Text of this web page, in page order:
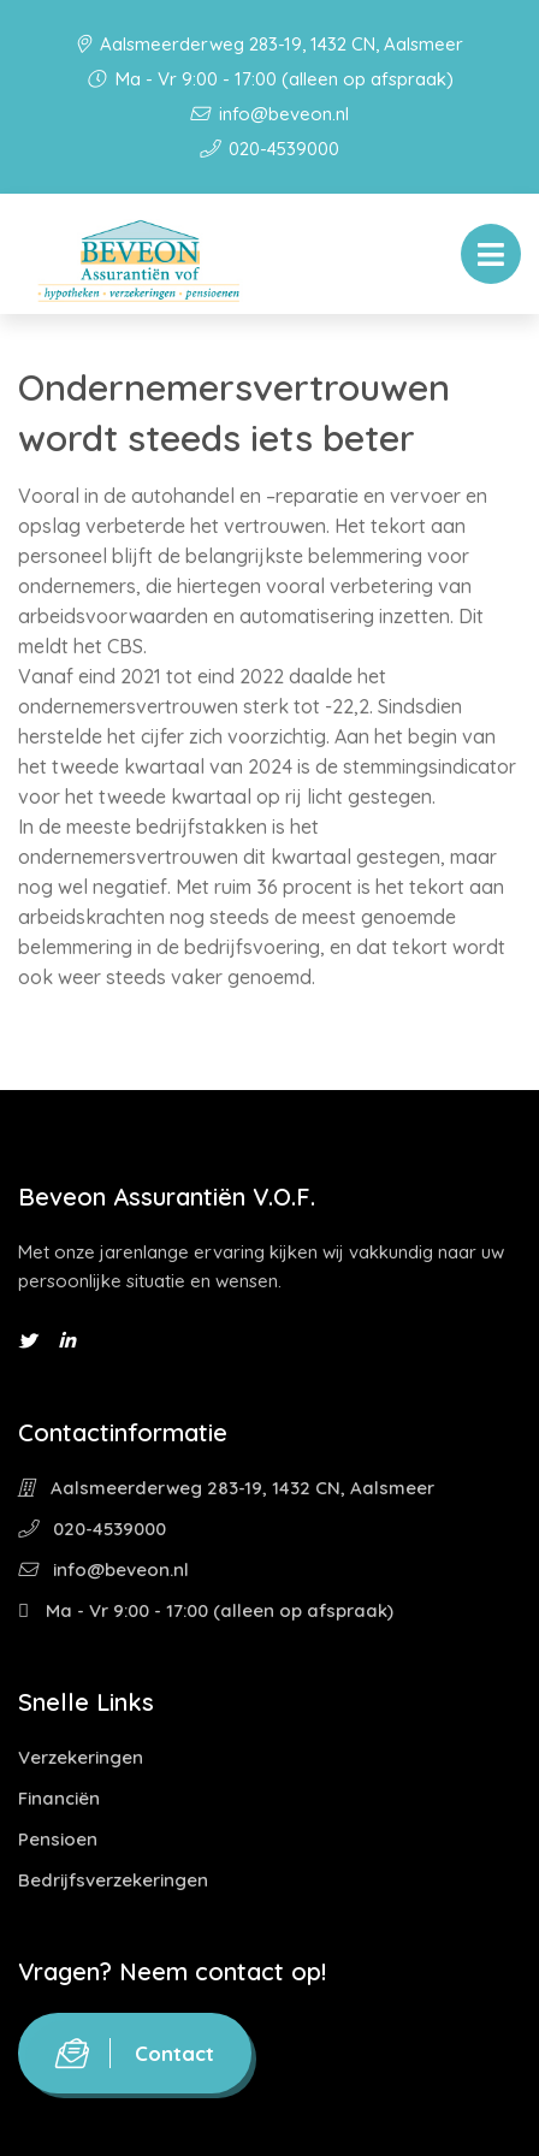
Aalsmeerderweg 283-19, 1432 CN, Aalsmeer
Ma - Vr 9:00 - 17:00 (alleen op afspraak)
info@beveon.nl
020-4539000
Ondernemersvertrouwen
wordt steeds iets beter
Vooral in de autohandel en –reparatie en vervoer en
opslag verbeterde het vertrouwen. Het tekort aan
personeel blijft de belangrijkste belemmering voor
ondernemers, die hiertegen vooral verbetering van
arbeidsvoorwaarden en automatisering inzetten. Dit
meldt het CBS.
Vanaf eind 2021 tot eind 2022 daalde het
ondernemersvertrouwen sterk tot -22,2. Sindsdien
herstelde het cijfer zich voorzichtig. Aan het begin van
het tweede kwartaal van 2024 is de stemmingsindicator
voor het tweede kwartaal op rij licht gestegen.
In de meeste bedrijfstakken is het
ondernemersvertrouwen dit kwartaal gestegen, maar
nog wel negatief. Met ruim 36 procent is het tekort aan
arbeidskrachten nog steeds de meest genoemde
belemmering in de bedrijfsvoering, en dat tekort wordt
ook weer steeds vaker genoemd.
Beveon Assurantiën V.O.F.
Met onze jarenlange ervaring kijken wij vakkundig naar uw
persoonlijke situatie en wensen.
Contactinformatie
Aalsmeerderweg 283-19, 1432 CN, Aalsmeer
020-4539000
info@beveon.nl
Ma - Vr 9:00 - 17:00 (alleen op afspraak)
Snelle Links
Verzekeringen
Financiën
Pensioen
Bedrijfsverzekeringen
Vragen? Neem contact op!
Contact